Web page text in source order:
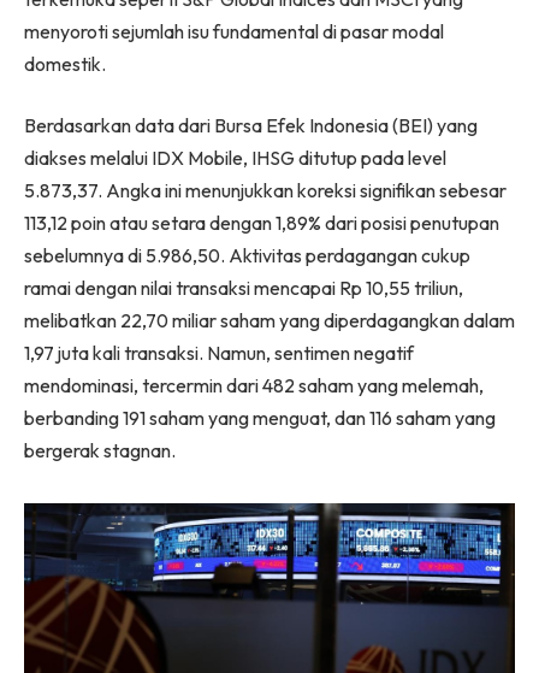
menyoroti sejumlah isu fundamental di pasar modal
domestik.
Berdasarkan data dari Bursa Efek Indonesia (BEI) yang
diakses melalui IDX Mobile, IHSG ditutup pada level
5.873,37. Angka ini menunjukkan koreksi signifikan sebesar
113,12 poin atau setara dengan 1,89% dari posisi penutupan
sebelumnya di 5.986,50. Aktivitas perdagangan cukup
ramai dengan nilai transaksi mencapai Rp 10,55 triliun,
melibatkan 22,70 miliar saham yang diperdagangkan dalam
1,97 juta kali transaksi. Namun, sentimen negatif
mendominasi, tercermin dari 482 saham yang melemah,
berbanding 191 saham yang menguat, dan 116 saham yang
bergerak stagnan.